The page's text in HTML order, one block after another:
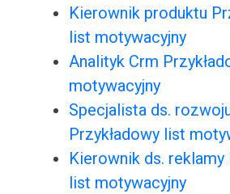
Kierownik produktu
list motywacyjny
Analityk Crm
motywacyjny
Specjalista ds.
Przykładowy list
Kierownik ds. reklamy
list motywacyjny